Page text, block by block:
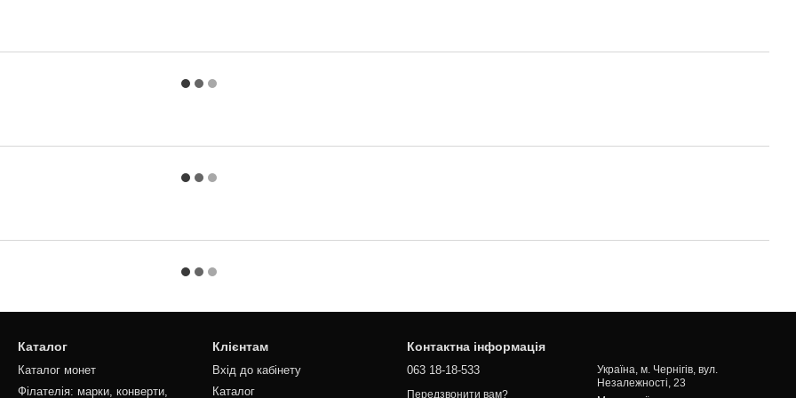
Каталог
Каталог монет
Філателія: марки, конверти,
Клієнтам
Вхід до кабінету
Каталог
Контактна інформація
063 18-18-533
Передзвонити вам?
Україна, м. Чернігів, вул.
Незалежності, 23